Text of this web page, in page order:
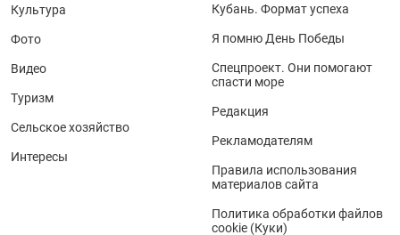
Культура
Фото
Видео
Туризм
Сельское хозяйство
Интересы
Кубань. Формат успеха
Я помню День Победы
Спецпроект. Они помогают
спасти море
Редакция
Рекламодателям
Правила использования
материалов сайта
Политика обработки файлов
cookie (Куки)